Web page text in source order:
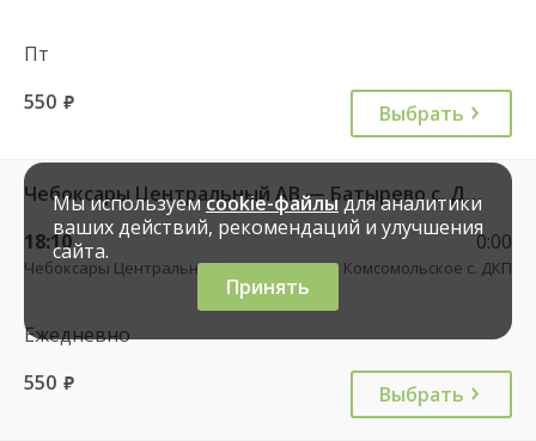
Пт
550 руб. Выбрать
Чебоксары Центральный АВ — Батырево с. ДКП 543
18:10
Чебоксары Центральный АВ
0:00
Комсомольское с. ДКП
Ежедневно
550 руб. Выбрать
Мы используемcookie-файлыдля аналитики
ваших действий, рекомендаций и улучшения
сайта.
Принять